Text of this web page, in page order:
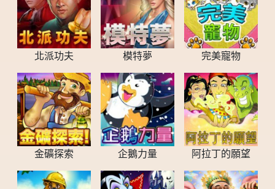
北派功夫 模特夢 完美寵物
金礦探索 企鵝力量 阿拉丁的願望